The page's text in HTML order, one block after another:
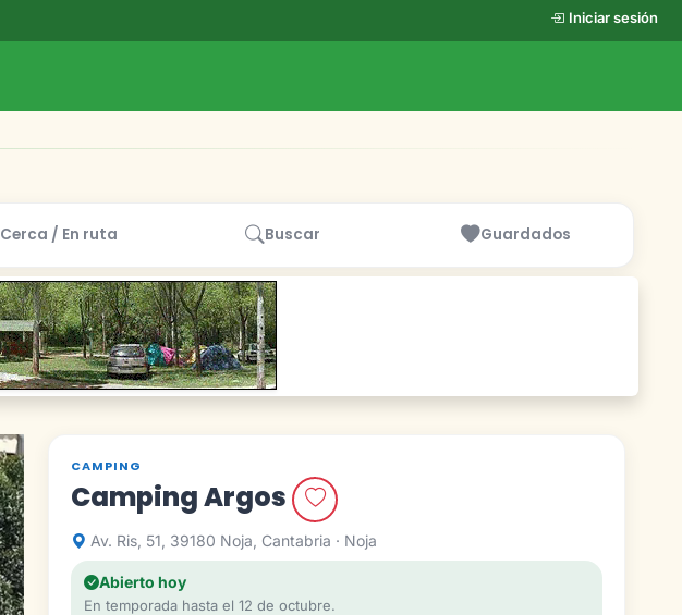
Iniciar sesión
Cerca / En ruta Buscar Guardados
CAMPING
Camping Argos
Av. Ris, 51, 39180 Noja, Cantabria · Noja
Abierto hoy
En temporada hasta el 12 de octubre.